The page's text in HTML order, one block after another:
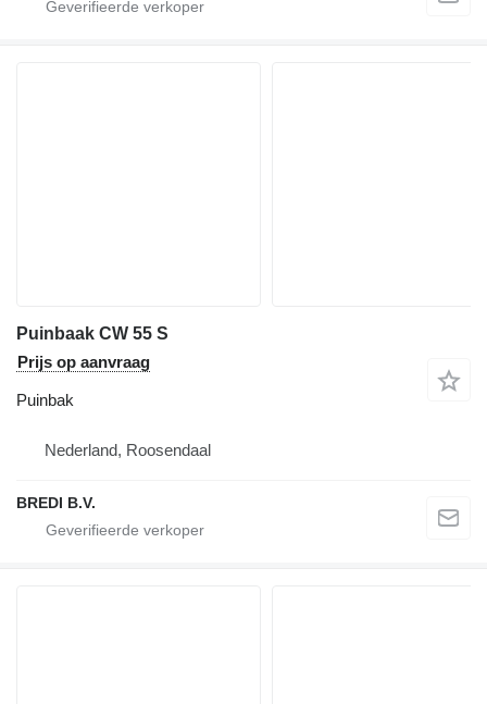
Puinbaak CW 55 S
Prijs op aanvraag
Puinbak
Nederland, Roosendaal
BREDI B.V.